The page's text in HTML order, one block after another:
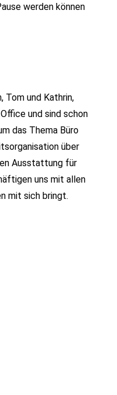
werden können
Tom und Kathrin,
und sind schon
das Thema Büro
über
Ausstattung für
uns mit allen
mit sich bringt.